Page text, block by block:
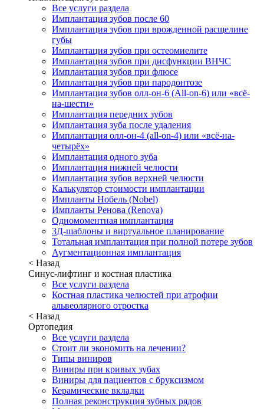
Все услуги раздела
Имплантация зубов после 60
Имплантация зубов при врожденной расщелине
губы
Имплантация зубов при остеомиелите
Имплантация зубов при дисфункции ВНЧС
Имплантация зубов при флюсе
Имплантация зубов при пародонтозе
Имплантация зубов олл-он-6 (All-on-6) или «всё-
на-шести»
Имплантация передних зубов
Имплантация зуба после удаления
Имплантация олл-он-4 (all-on-4) или «всё-на-
четырёх»
Имплантация одного зуба
Имплантация нижней челюсти
Имплантация зубов верхней челюсти
Калькулятор стоимости имплантации
Импланты Нобель (Nobel)
Импланты Ренова (Renova)
Одномоментная имплантация
3Д-шаблоны и виртуальное планирование
Тотальная имплантация при полной потере зубов
Аугментационная имплантация
< Назад
Синус-лифтинг и костная пластика
Все услуги раздела
Костная пластика челюстей при атрофии
альвеолярного отростка
< Назад
Ортопедия
Все услуги раздела
Стоит ли экономить на лечении?
Типы виниров
Виниры при кривых зубах
Виниры для пациентов с бруксизмом
Керамические вкладки
Полная реконструкция зубных рядов